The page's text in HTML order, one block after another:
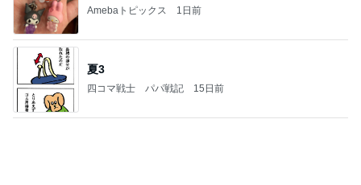
Amebaトピックス 1日前
夏3
四コマ戦士 パパ戦記 15日前